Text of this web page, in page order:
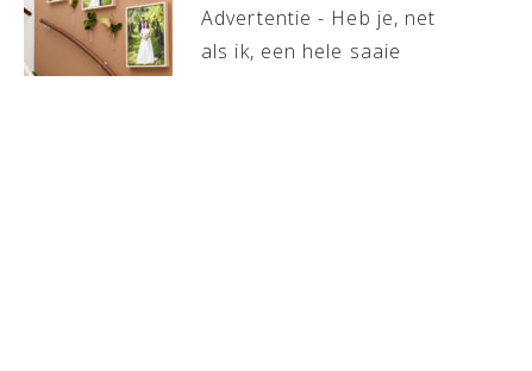
Advertentie - Heb je, net
als ik, een hele saaie